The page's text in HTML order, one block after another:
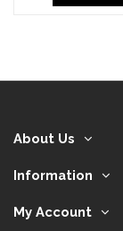
About Us
Information
My Account